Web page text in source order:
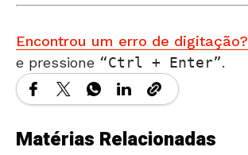
Encontrou um erro de digitação?
e pressione
Ctrl + Enter .
Matérias Relacionadas